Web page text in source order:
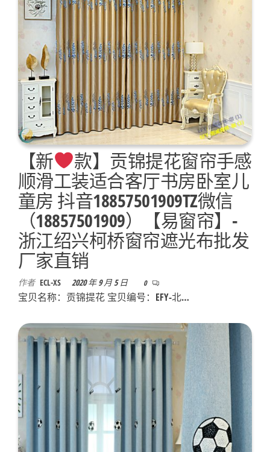
【新
款】贡锦提花窗帘手感
顺滑工装适合客厅书房卧室儿
童房 抖音18857501909TZ微信
（18857501909）【易窗帘】-
浙江绍兴柯桥窗帘遮光布批发
厂家直销
作者 ECL-XS 2020 年 9 月 5 日 0
宝贝名称：贡锦提花 宝贝编号：EFY-北…